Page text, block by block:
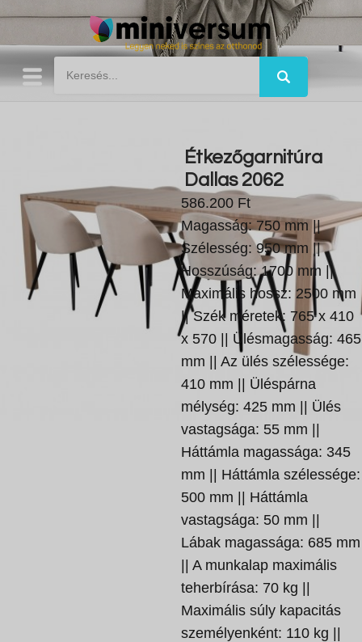
Étkezőgarnitúra
Dallas 2062
586.200 Ft
Magasság: 750 mm ||
Szélesség: 950 mm ||
Hosszúság: 1700 mm ||
Maximális hossz: 2500 mm
|| Szék méretek: 765 x 410
x 570 || Ülésmagasság: 465
mm || Az ülés szélessége:
410 mm || Üléspárna
mélység: 425 mm || Ülés
vastagsága: 55 mm ||
Háttámla magassága: 345
mm || Háttámla szélessége:
500 mm || Háttámla
vastagsága: 50 mm ||
Lábak magassága: 685 mm
|| A munkalap maximális
teherbírása: 70 kg ||
Maximális súly kapacitás
személyenként: 110 kg ||